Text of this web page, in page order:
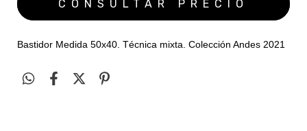
Bastidor Medida 50x40. Técnica mixta. Colección Andes 2021